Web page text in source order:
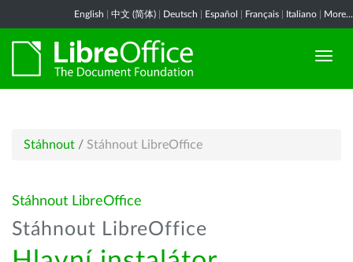
English 中文 (简体) Deutsch Español Français Italiano More...
Stáhnout / Stáhnout LibreOffice
Stáhnout LibreOffice
Stáhnout LibreOffice